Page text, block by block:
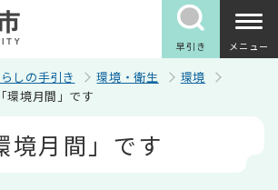
早引き メニュー
しの手引き 環境・衛生
環境
環境月間」です
境月間」です